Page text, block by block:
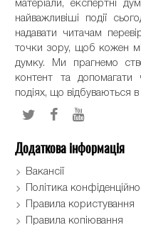
матеріали, експертні
найважливіші події
надавати читачам
точки зору, щоб кожен
думку. Ми прагнемо
контент та допомагати
подіях, що відбуваються в
Додаткова інформація
Вакансії
Політика
Правила користування
Правила копіювання